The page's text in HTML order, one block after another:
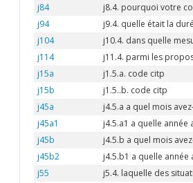
j84
j8.4. pourquoi votre
j94
j9.4. quelle était la
j104
j10.4. dans quelle
j114
j11.4. parmi les
j15a
j1.5.a. code citp
j15b
j1.5..b. code citp
j45a
j4.5.a a quel mois
j45a1
j4.5.a1 a quelle année
j45b
j4.5.b a quel mois
j45b2
j4.5.b1 a quelle
j55
j5.4. laquelle des